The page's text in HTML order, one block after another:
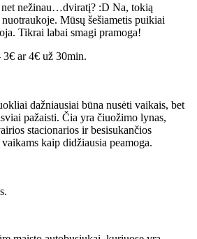
nežinau…dviratį? :D Na, tokią
Mūsų šešiametis puikiai
Tikrai labai smagi pramoga!
ar 4€ už 30min.
dažniausiai būna nusėti vaikais, bet
pažaisti. Čia yra čiuožimo lynas,
stacionarios ir besisukančios
kaip didžiausia peamoga.